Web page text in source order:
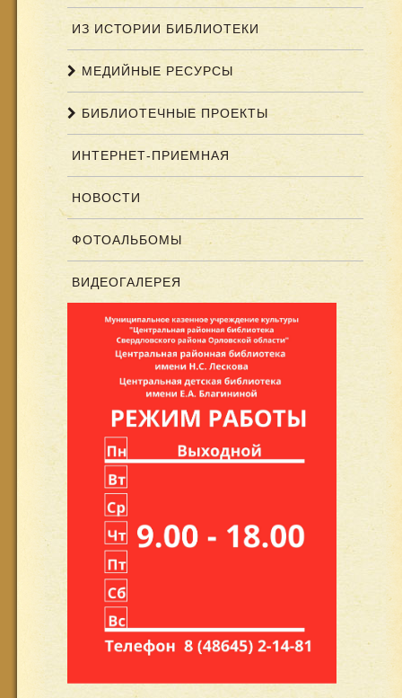
ИЗ ИСТОРИИ БИБЛИОТЕКИ
МЕДИЙНЫЕ РЕСУРСЫ
БИБЛИОТЕЧНЫЕ ПРОЕКТЫ
ИНТЕРНЕТ-ПРИЕМНАЯ
НОВОСТИ
ФОТОАЛЬБОМЫ
ВИДЕОГАЛЕРЕЯ